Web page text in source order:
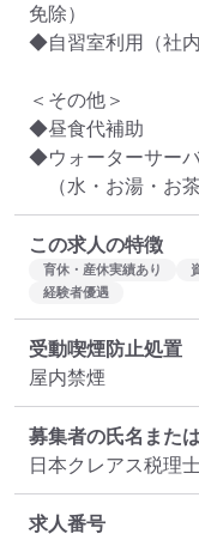
免除）
◆自習室利用（社
＜その他＞
◆昼食代補助
◆ウォーターサー
（水・お湯・お
この求人の特徴
育休・産休実績あり
経験者優遇
受動喫煙防止処置
屋内禁煙
募集者の氏名また
日本クレアス税理
求人番号